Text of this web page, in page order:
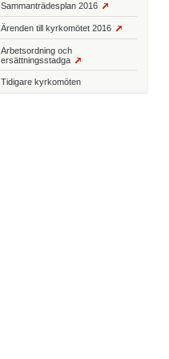
Sammanträdesplan 2016
Ärenden till kyrkomötet 2016
Arbetsordning och
ersättningsstadga
Tidigare kyrkomöten